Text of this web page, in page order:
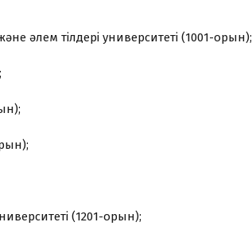
әлем тілдері университеті (1001-орын);
(1201-орын);